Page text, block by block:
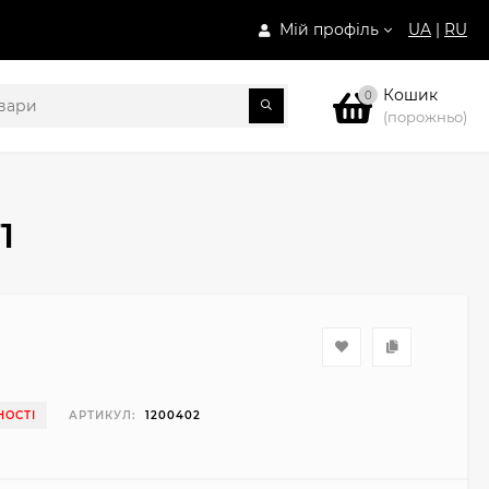
Мій профіль UA | RU
0 Кошик
(порожньо)
АРТИКУЛ: 1200402